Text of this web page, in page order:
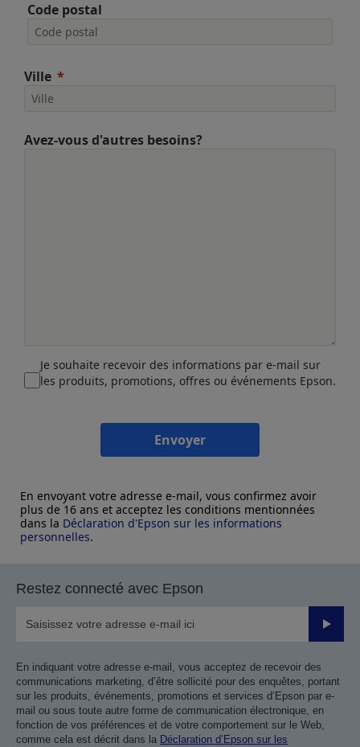
Code postal
Ville
Avez-vous d'autres besoins?
Je souhaite recevoir des informations par e-mail sur
les produits, promotions, offres ou événements Epson.
Envoyer
En envoyant votre adresse e-mail, vous confirmez avoir
plus de 16 ans et acceptez les conditions mentionnées
dans la Déclaration d'Epson sur les informations
personnelles.
Restez connecté avec Epson
Valider
En indiquant votre adresse e-mail, vous acceptez de recevoir des
communications marketing, d’être sollicité pour des enquêtes, portant
sur les produits, événements, promotions et services d’Epson par e-
mail ou sous toute autre forme de communication électronique, en
fonction de vos préférences et de votre comportement sur le Web,
comme cela est décrit dans la Déclaration d’Epson sur les